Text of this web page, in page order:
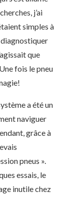
j’ai
simples à
diagnostiquer
que
fois le pneu
a été un
naviguer
grâce à
pneus ».
essais, le
inutile chez